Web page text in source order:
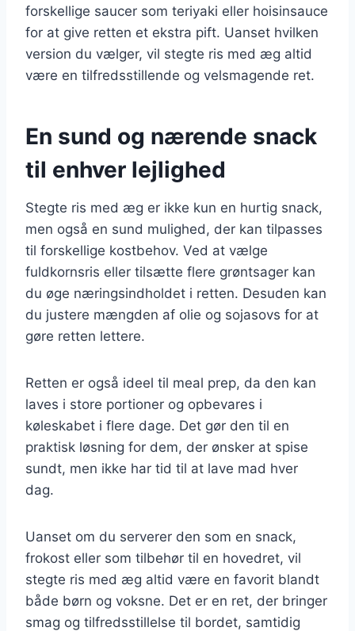
forskellige saucer som teriyaki eller hoisinsauce
for at give retten et ekstra pift. Uanset hvilken
version du vælger, vil stegte ris med æg altid
være en tilfredsstillende og velsmagende ret.
En sund og nærende snack
til enhver lejlighed
Stegte ris med æg er ikke kun en hurtig snack,
men også en sund mulighed, der kan tilpasses
til forskellige kostbehov. Ved at vælge
fuldkornsris eller tilsætte flere grøntsager kan
du øge næringsindholdet i retten. Desuden kan
du justere mængden af olie og sojasovs for at
gøre retten lettere.
Retten er også ideel til meal prep, da den kan
laves i store portioner og opbevares i
køleskabet i flere dage. Det gør den til en
praktisk løsning for dem, der ønsker at spise
sundt, men ikke har tid til at lave mad hver
dag.
Uanset om du serverer den som en snack,
frokost eller som tilbehør til en hovedret, vil
stegte ris med æg altid være en favorit blandt
både børn og voksne. Det er en ret, der bringer
smag og tilfredsstillelse til bordet, samtidig